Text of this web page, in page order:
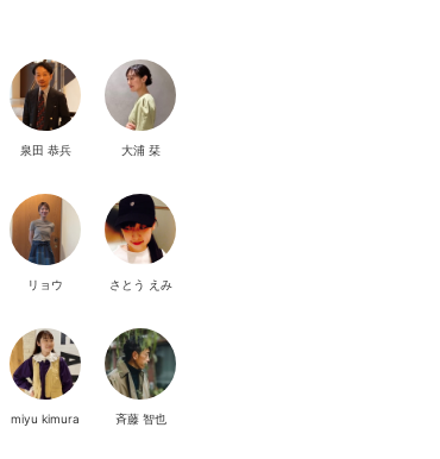
泉田 恭兵 大浦 栞
リョウ さとう えみ
miyu kimura 斉藤 智也